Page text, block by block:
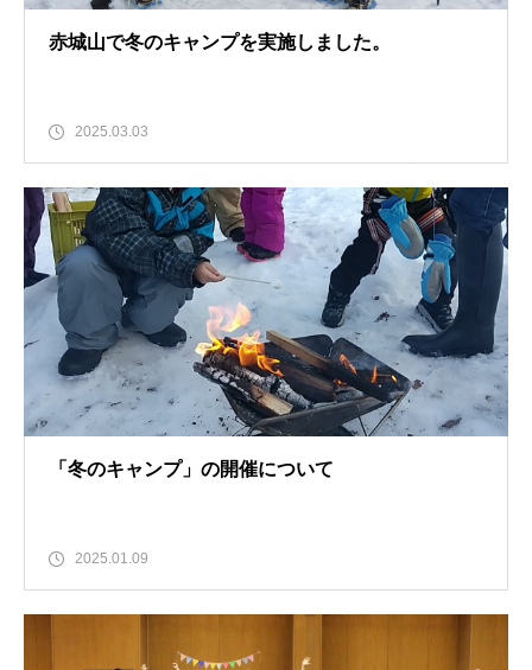
赤城山で冬のキャンプを実施しました。
2025.03.03
「冬のキャンプ」の開催について
2025.01.09